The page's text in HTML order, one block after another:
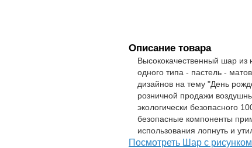
Описание товара
Высококачественный шар из
одного типа - пастель -
дизайнов на тему "День
розничной продажи
экологически безопасного
безопасные компоненты
использования лопнуть и
Посмотреть Шар с